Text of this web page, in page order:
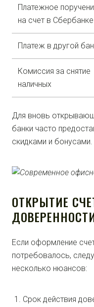
Платежное
на счет в Сбербанке
Платеж в другой
Комиссия за снятие
наличных
Для вновь
банки часто
скидками и бонусами.
ОТКРЫТИЕ
Если оформление
потребовалось,
несколько нюансов:
Срок действия